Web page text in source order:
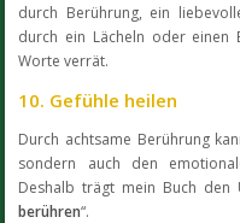
durch Berührung, ein
durch ein Lächeln oder einen
Worte verrät.
10. Gefühle heilen
Durch achtsame Berührung
sondern auch den
Deshalb trägt mein Buch den
berühren“.